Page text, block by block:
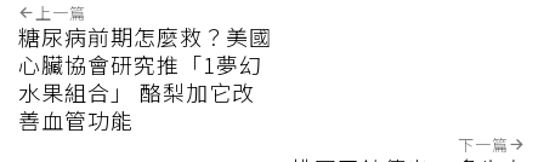
上一篇
糖尿病前期怎麼救？美國
心臟協會研究推「1夢幻
水果組合」 酪梨加它改
善血管功能
下一篇